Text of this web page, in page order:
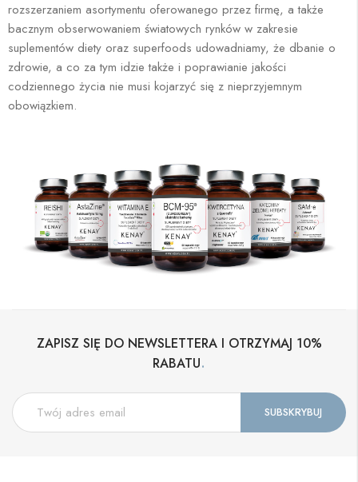
rozszerzaniem asortymentu oferowanego przez firmę, a także
bacznym obserwowaniem światowych rynków w zakresie
suplementów diety oraz superfoods udowadniamy, że dbanie o
zdrowie, a co za tym idzie także i poprawianie jakości
codziennego życia nie musi kojarzyć się z nieprzyjemnym
obowiązkiem.
ZAPISZ SIĘ DO NEWSLETTERA I OTRZYMAJ 10%
RABATU.